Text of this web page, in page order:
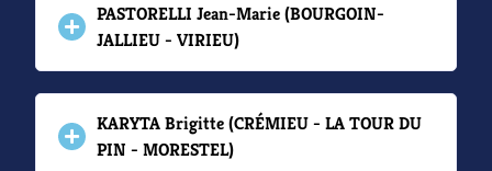
PASTORELLI Jean-Marie (BOURGOIN-
JALLIEU - VIRIEU)
KARYTA Brigitte (CRÉMIEU - LA TOUR DU
PIN - MORESTEL)